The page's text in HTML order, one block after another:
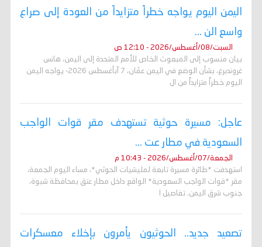
اليمن اليوم يواجه خطراً متزايداً من العودة إلى صراع
واسع الن ...
السبت/08/أغسطس/2026 - 12:10 ص
بيان منسوب إلى المبعوث الخاص للأمم المتحدة إلى اليمن، هانس
غروندبرغ، بشأن الوضع في اليمن عمّان، 7 آبأغسطس 2026- يواجه اليمن
اليوم خطراً متزايداً من ال
عاجل: مسيرة حوثية تستهدف مقر قوات الواجب
السعودية في مطار عت ...
الجمعة/07/أغسطس/2026 - 10:43 م
استهدفت *طائرة مسيرة تابعة لمليشيات الحوثي*، مساء اليوم الجمعة،
مقر *قوات الواجب السعودية* الواقع داخل مطار عتق بمحافظة شبوة،
جنوب شرق اليمن. تفاصيل ا
تصعيد جديد.. الحوثيون يأمرون بإخلاء معسكرات